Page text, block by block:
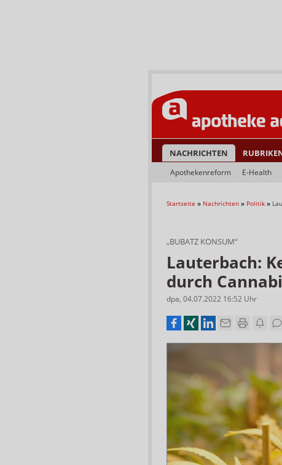
NACHRICHTEN
Apothekenreform E-Health
Startseite » Nachrichten » Politik »
„BUBATZ KONSUM“
Lauterbach:
durch
dpa, 04.07.2022 16:52 Uhr